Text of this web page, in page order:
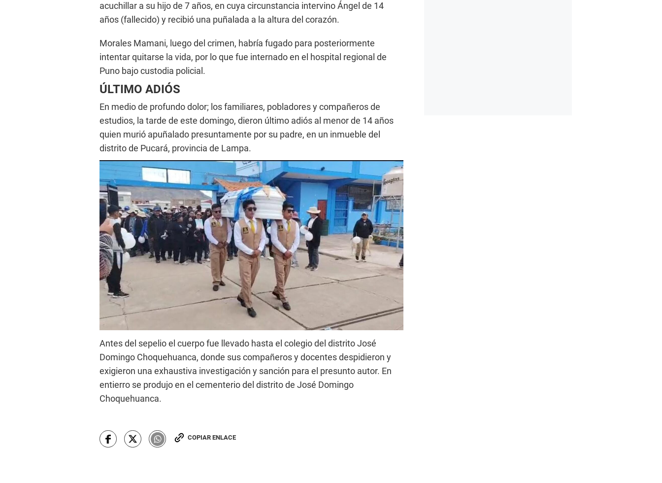
acuchillar a su hijo de 7 años, en cuya circunstancia intervino Ángel de 14
años (fallecido) y recibió una puñalada a la altura del corazón.
Morales Mamani, luego del crimen, habría fugado para posteriormente
intentar quitarse la vida, por lo que fue internado en el hospital regional de
Puno bajo custodia policial.
ÚLTIMO ADIÓS
En medio de profundo dolor; los familiares, pobladores y compañeros de
estudios, la tarde de este domingo, dieron último adiós al menor de 14 años
quien murió apuñalado presuntamente por su padre, en un inmueble del
distrito de Pucará, provincia de Lampa.
Antes del sepelio el cuerpo fue llevado hasta el colegio del distrito José
Domingo Choquehuanca, donde sus compañeros y docentes despidieron y
exigieron una exhaustiva investigación y sanción para el presunto autor. En
entierro se produjo en el cementerio del distrito de José Domingo
Choquehuanca.
COPIAR ENLACE